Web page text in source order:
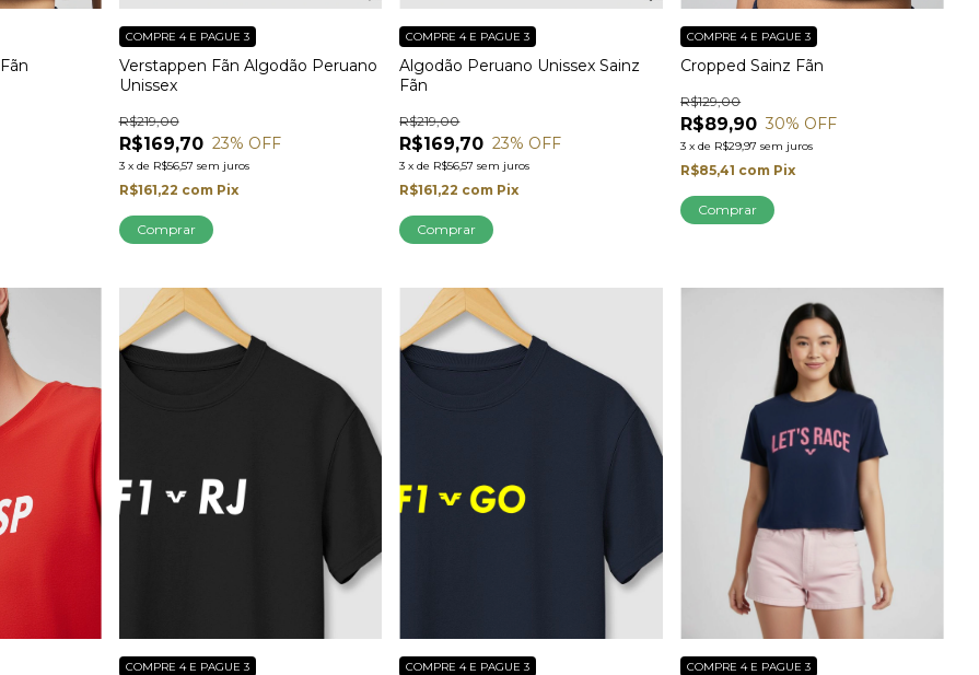
Verstappen Fãn Algodão Peruano
Unissex
R$169,70
R$219,00
23% OFF
3 x de R$56,57 sem juros
COMPRE 4 E PAGUE 3
R$161,22 com Pix
Comprar
Algodão Peruano Unissex Sainz
Fãn
R$169,70
R$219,00
23% OFF
3 xde R$56,57 sem juros
COMPRE 4 E PAGUE 3
R$161,22 com Pix
Comprar
Cropped Sainz Fãn
R$89,90
R$129,00
30% OFF
3 xde R$29,97 sem juros
COMPRE 4 E PAGUE 3
R$85,41 com Pix
Comprar
COMPRE 4 E PAGUE 3 COMPRE 4 E PAGUE 3 COMPRE 4 E PAGUE 3